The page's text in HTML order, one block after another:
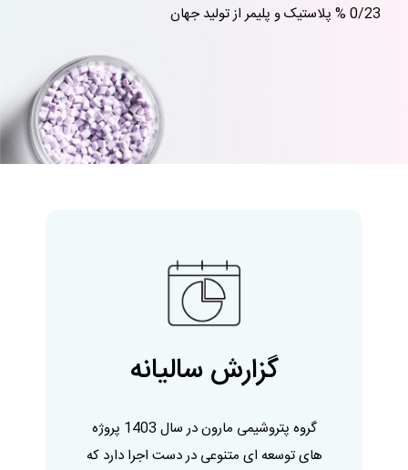
0/23 % پلاستیک و پلیمر از تولید جهان
گزارش سالیانه
گروه پتروشیمی مارون در سال 1403 پروژه
های توسعه ای متنوعی در دست اجرا دارد که